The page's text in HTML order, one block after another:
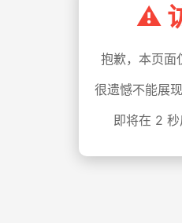
⚠️
抱歉，本页面
很遗憾不能展
即将在1秒